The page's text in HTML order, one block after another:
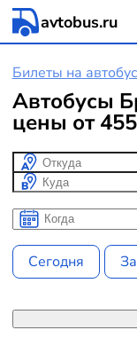
avtobus.ru
Билеты на
Автобусы
цены от
Откуда
Куда
Когда
Когда
Сегодня